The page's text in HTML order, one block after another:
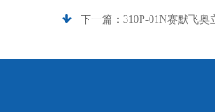
下一篇： 310P-01N赛默飞奥